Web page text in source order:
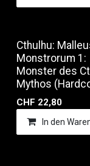
Cthulhu:
Monstrorum 1:
Monster des
Mythos
CHF 22,80
In den